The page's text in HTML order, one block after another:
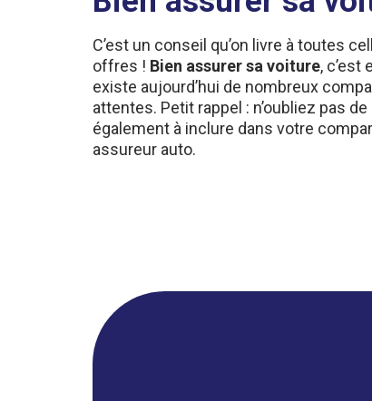
C’est un conseil qu’on livre à toutes
offres ! Bien assurer sa voiture, c’est
existe aujourd’hui de nombreux
attentes. Petit rappel : n’oubliez pas
également à inclure dans votre
assureur auto.